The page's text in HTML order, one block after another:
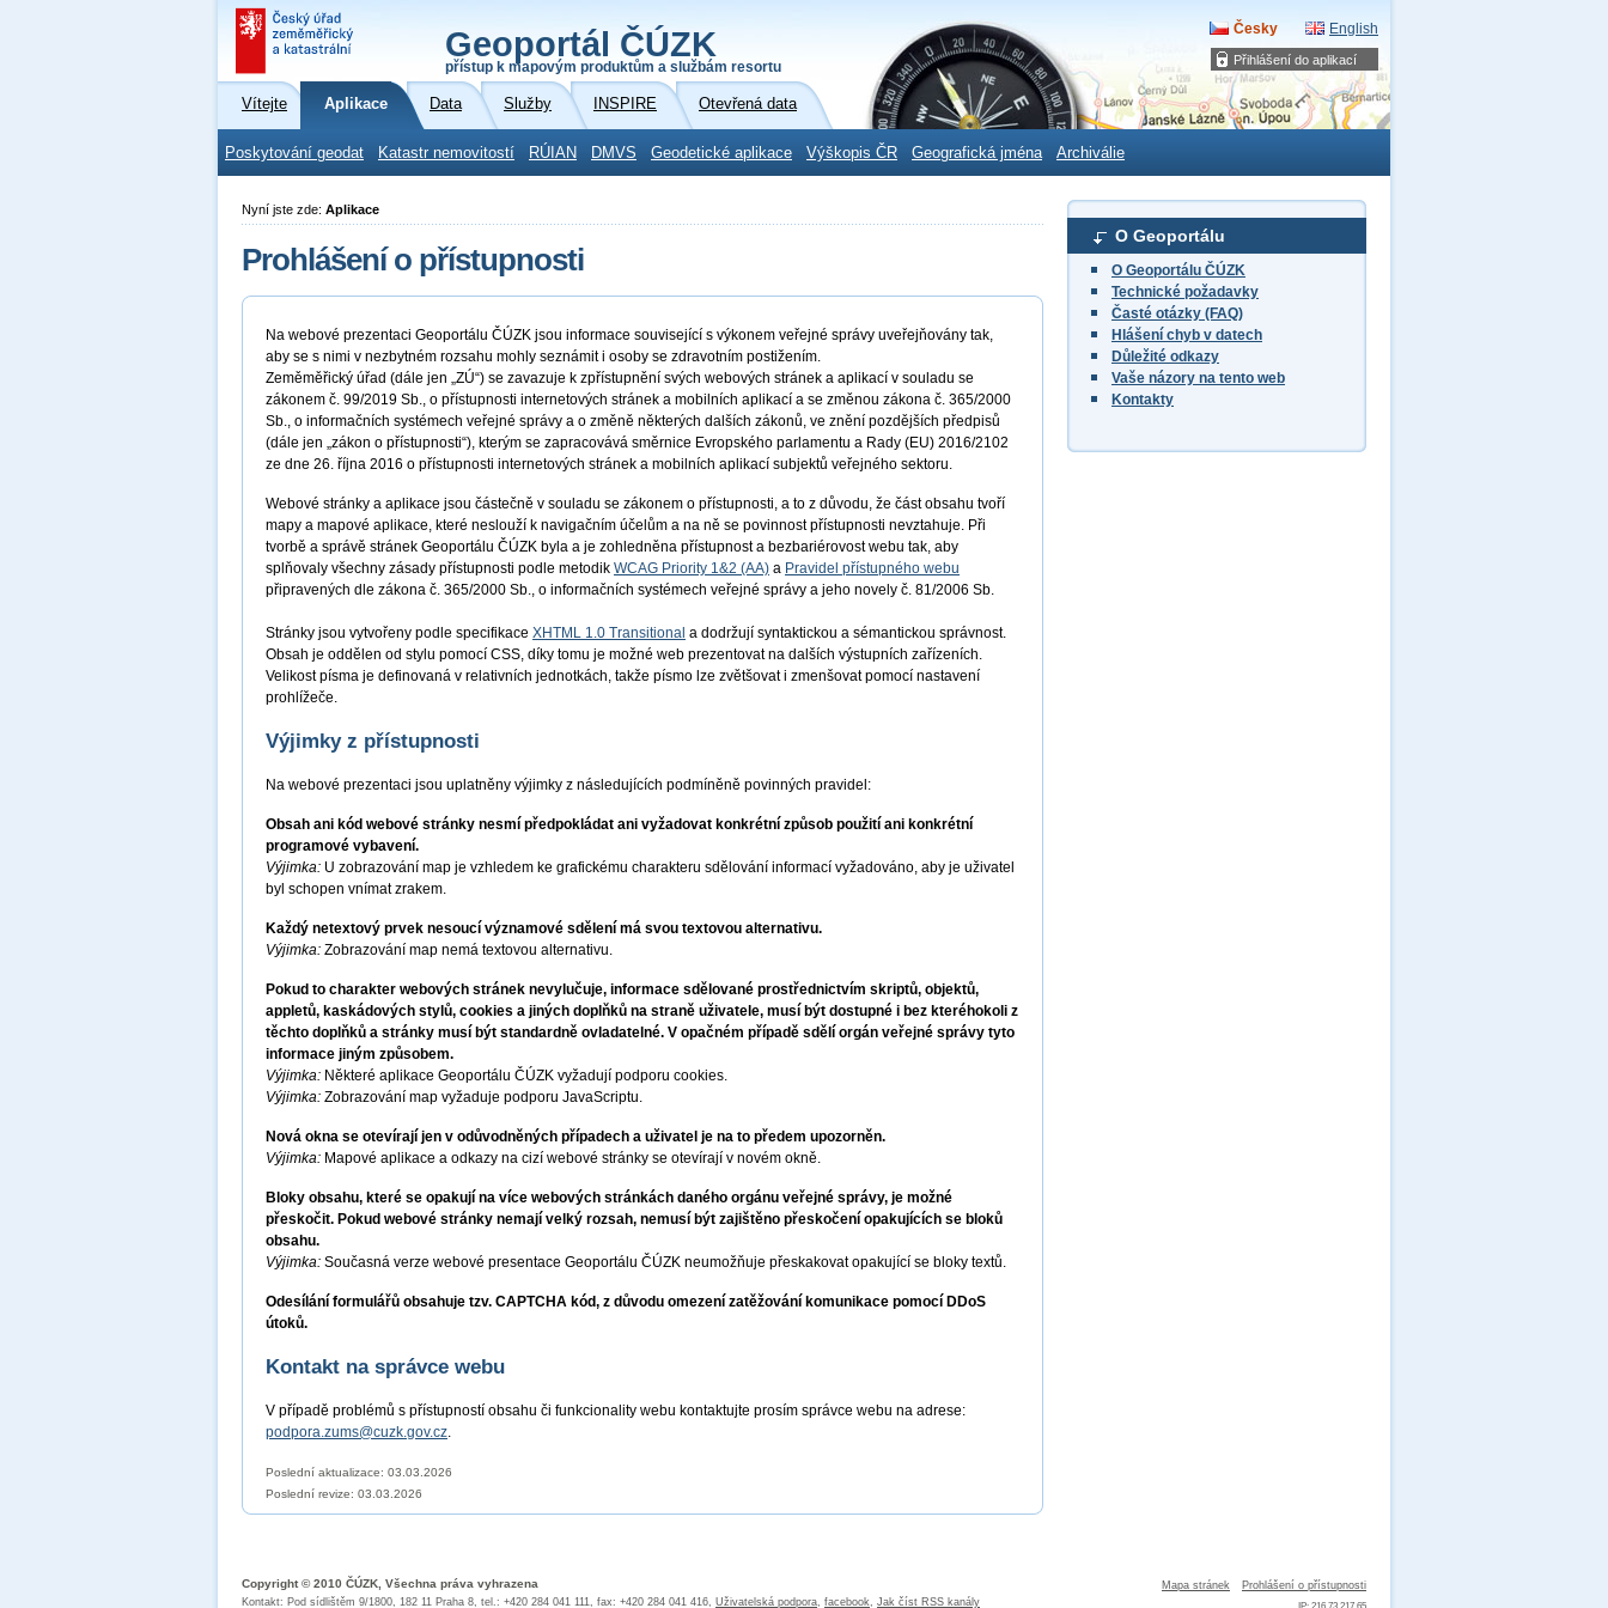
Přihlášení do aplikací
Geoportál ČÚZK
přístup k mapovým produktům a službám resortu
Česky English
Vítejte Aplikace Data Služby INSPIRE Otevřená data
Poskytování geodat Katastr nemovitostí RÚIAN DMVS Geodetické aplikace Výškopis ČR Geografická jména Archiválie
O Geoportálu
O Geoportálu ČÚZK
Technické požadavky
Časté otázky (FAQ)
Hlášení chyb v datech
Důležité odkazy
Vaše názory na tento web
Kontakty
Nyní jste zde: Aplikace
Prohlášení o přístupnosti
Na webové prezentaci Geoportálu ČÚZK jsou informace související s výkonem veřejné správy uveřejňovány tak,
aby se s nimi v nezbytném rozsahu mohly seznámit i osoby se zdravotním postižením.
Zeměměřický úřad (dále jen „ZÚ“) se zavazuje k zpřístupnění svých webových stránek a aplikací v souladu se
zákonem č. 99/2019 Sb., o přístupnosti internetových stránek a mobilních aplikací a se změnou zákona č. 365/2000
Sb., o informačních systémech veřejné správy a o změně některých dalších zákonů, ve znění pozdějších předpisů
(dále jen „zákon o přístupnosti“), kterým se zapracovává směrnice Evropského parlamentu a Rady (EU) 2016/2102
ze dne 26. října 2016 o přístupnosti internetových stránek a mobilních aplikací subjektů veřejného sektoru.
Webové stránky a aplikace jsou částečně v souladu se zákonem o přístupnosti, a to z důvodu, že část obsahu tvoří
mapy a mapové aplikace, které neslouží k navigačním účelům a na ně se povinnost přístupnosti nevztahuje. Při
tvorbě a správě stránek Geoportálu ČÚZK byla a je zohledněna přístupnost a bezbariérovost webu tak, aby
splňovaly všechny zásady přístupnosti podle metodik WCAG Priority 1&2 (AA) a Pravidel přístupného webu
připravených dle zákona č. 365/2000 Sb., o informačních systémech veřejné správy a jeho novely č. 81/2006 Sb.
Stránky jsou vytvořeny podle specifikace XHTML 1.0 Transitional a dodržují syntaktickou a sémantickou správnost.
Obsah je oddělen od stylu pomocí CSS, díky tomu je možné web prezentovat na dalších výstupních zařízeních.
Velikost písma je definovaná v relativních jednotkách, takže písmo lze zvětšovat i zmenšovat pomocí nastavení
prohlížeče.
Výjimky z přístupnosti
Na webové prezentaci jsou uplatněny výjimky z následujících podmíněně povinných pravidel:
Obsah ani kód webové stránky nesmí předpokládat ani vyžadovat konkrétní způsob použití ani konkrétní
programové vybavení.
Výjimka: U zobrazování map je vzhledem ke grafickému charakteru sdělování informací vyžadováno, aby je uživatel
byl schopen vnímat zrakem.
Každý netextový prvek nesoucí významové sdělení má svou textovou alternativu.
Výjimka: Zobrazování map nemá textovou alternativu.
Pokud to charakter webových stránek nevylučuje, informace sdělované prostřednictvím skriptů, objektů,
appletů, kaskádových stylů, cookies a jiných doplňků na straně uživatele, musí být dostupné i bez kteréhokoli z
těchto doplňků a stránky musí být standardně ovladatelné. V opačném případě sdělí orgán veřejné správy tyto
informace jiným způsobem.
Výjimka: Některé aplikace Geoportálu ČÚZK vyžadují podporu cookies.
Výjimka: Zobrazování map vyžaduje podporu JavaScriptu.
Nová okna se otevírají jen v odůvodněných případech a uživatel je na to předem upozorněn.
Výjimka: Mapové aplikace a odkazy na cizí webové stránky se otevírají v novém okně.
Bloky obsahu, které se opakují na více webových stránkách daného orgánu veřejné správy, je možné
přeskočit. Pokud webové stránky nemají velký rozsah, nemusí být zajištěno přeskočení opakujících se bloků
obsahu.
Výjimka: Současná verze webové presentace Geoportálu ČÚZK neumožňuje přeskakovat opakující se bloky textů.
Odesílání formulářů obsahuje tzv. CAPTCHA kód, z důvodu omezení zatěžování komunikace pomocí DDoS
útoků.
Kontakt na správce webu
V případě problémů s přístupností obsahu či funkcionality webu kontaktujte prosím správce webu na adrese:
podpora.zums@cuzk.gov.cz.
Poslední aktualizace: 03.03.2026
Poslední revize: 03.03.2026
Mapa stránek Prohlášení o přístupnosti
Copyright © 2010 ČÚZK, Všechna práva vyhrazena
Kontakt: Pod sídlištěm 9/1800, 182 11 Praha 8, tel.: +420 284 041 111, fax: +420 284 041 416, Uživatelská podpora, facebook, Jak číst RSS kanály